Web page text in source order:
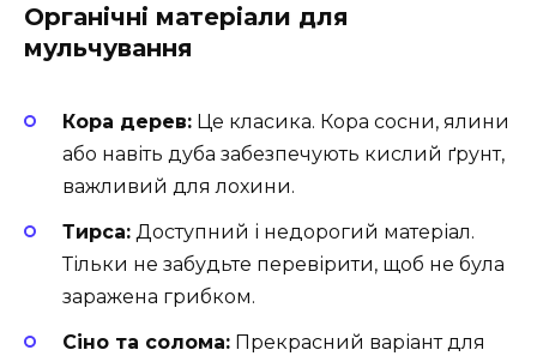
Органічні матеріали для
мульчування
Кора дерев: Це класика. Кора сосни, ялини
або навіть дуба забезпечують кислий ґрунт,
важливий для лохини.
Тирса: Доступний і недорогий матеріал.
Тільки не забудьте перевірити, щоб не була
заражена грибком.
Сіно та солома: Прекрасний варіант для